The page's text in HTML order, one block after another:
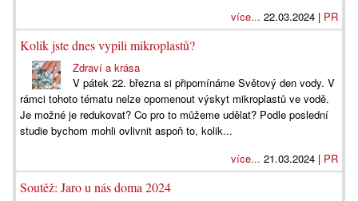
více... 22.03.2024 | PR
Kolik jste dnes vypili mikroplastů?
Zdraví a krása
V pátek 22. března si připomínáme Světový den vody. V
rámci tohoto tématu nelze opomenout výskyt mikroplastů ve vodě.
Je možné je redukovat? Co pro to můžeme udělat? Podle poslední
studie bychom mohli ovlivnit aspoň to, kolik...
více... 21.03.2024 | PR
Soutěž: Jaro u nás doma 2024